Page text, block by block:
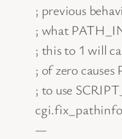
; previous
; what
; this to 1 will
; of zero
; to use
—